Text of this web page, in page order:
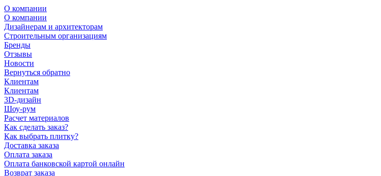
О компании
О компании
Дизайнерам и архитекторам
Строительным организациям
Бренды
Отзывы
Новости
Вернуться обратно
Клиентам
Клиентам
3D-дизайн
Шоу-рум
Расчет материалов
Как сделать заказ?
Как выбрать плитку?
Доставка заказа
Оплата заказа
Оплата банковской картой онлайн
Возврат заказа